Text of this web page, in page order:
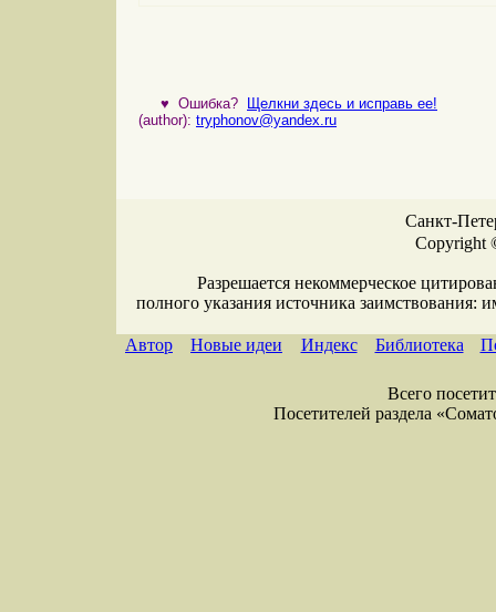
♥ Ошибка?
Щелкни здесь и исправь ее!
(author): tryphonov@yandex.ru
Санкт-
Copyright
Разрешается некоммерческое
полного указания источника заимствования:
Автор Новые идеи Индекс Библиотека
Всего
Посетителей раздела